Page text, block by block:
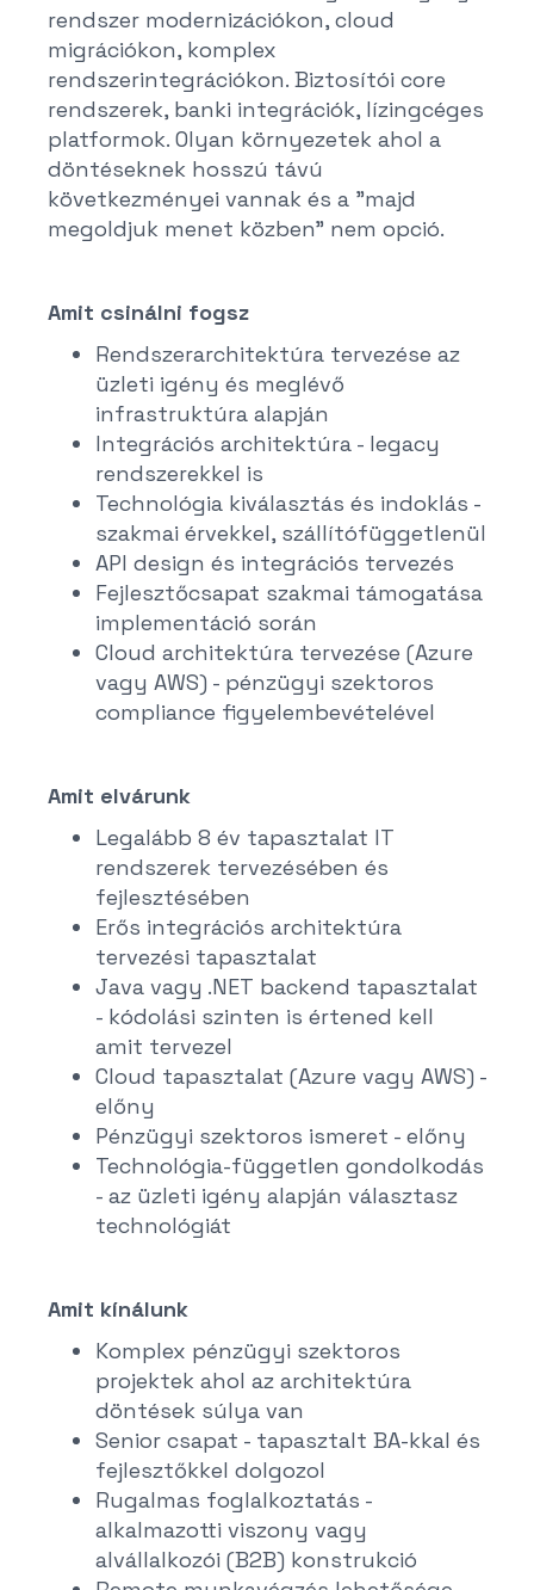
rendszer modernizációkon, cloud
migrációkon, komplex
rendszerintegrációkon. Biztosítói core
rendszerek, banki integrációk, lízingcéges
platformok. Olyan környezetek ahol a
döntéseknek hosszú távú
következményei vannak és a "majd
megoldjuk menet közben" nem opció.
Amit csinálni fogsz
Rendszerarchitektúra tervezése az
üzleti igény és meglévő
infrastruktúra alapján
Integrációs architektúra - legacy
rendszerekkel is
Technológia kiválasztás és indoklás -
szakmai érvekkel, szállítófüggetlenül
API design és integrációs tervezés
Fejlesztőcsapat szakmai támogatása
implementáció során
Cloud architektúra tervezése (Azure
vagy AWS) - pénzügyi szektoros
compliance figyelembevételével
Amit elvárunk
Legalább 8 év tapasztalat IT
rendszerek tervezésében és
fejlesztésében
Erős integrációs architektúra
tervezési tapasztalat
Java vagy .NET backend tapasztalat
- kódolási szinten is értened kell
amit tervezel
Cloud tapasztalat (Azure vagy AWS) -
előny
Pénzügyi szektoros ismeret - előny
Technológia-független gondolkodás
- az üzleti igény alapján választasz
technológiát
Amit kínálunk
Komplex pénzügyi szektoros
projektek ahol az architektúra
döntések súlya van
Senior csapat - tapasztalt BA-kkal és
fejlesztőkkel dolgozol
Rugalmas foglalkoztatás -
alkalmazotti viszony vagy
alvállalkozói (B2B) konstrukció